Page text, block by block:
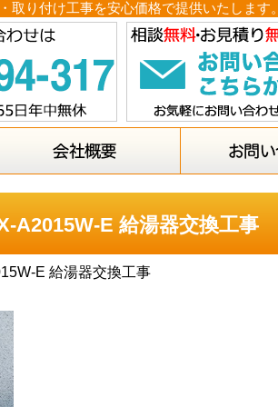
り付け工事を安心価格で提供いたします。
A2015W-E 給湯器交換工事
E 給湯器交換工事